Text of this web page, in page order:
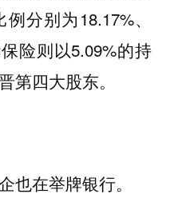
分别为18.17%、
险则以5.09%的持
第四大股东。
也在举牌银行。